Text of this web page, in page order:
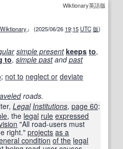
Wiktionary英語版
Wiktionary』 (2025/06/26 19:15 UTC 版)
simple present keeps to,
to, simple pastandpast
; not to neglect or deviate
roads.
Legal Institutions, page 60:
, the legal rule expressed
"All road-users must
right."projects as a
condition of the legal